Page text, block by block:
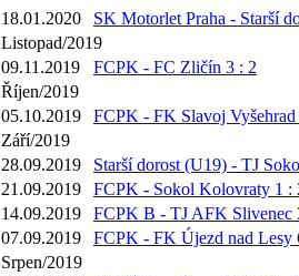
18.01.2020
SK Motorlet Praha - Starší
Listopad/2019
09.11.2019
FCPK - FC Zličín 3 : 2
Říjen/2019
05.10.2019
FCPK - FK Slavoj Vyšehrad
Září/2019
28.09.2019
Starší dorost (U19) - TJ
21.09.2019
FCPK - Sokol Kolovraty 1 :
14.09.2019
FCPK B - TJ AFK Slivenec
07.09.2019
FCPK - FK Újezd nad Lesy
Srpen/2019